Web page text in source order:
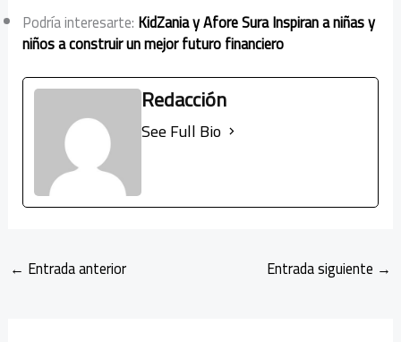
Podría interesarte: KidZania y Afore Sura Inspiran a niñas y
niños a construir un mejor futuro financiero
Redacción
See Full Bio
← Entrada anterior Entrada siguiente →